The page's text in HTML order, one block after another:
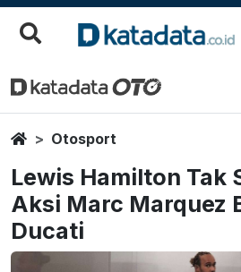
HomeOtosport
Lewis Hamilton Tak
Aksi Marc Marquez
Ducati